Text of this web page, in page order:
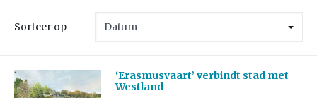
Sorteer op
‘Erasmusvaart’ verbindt stad met
Westland